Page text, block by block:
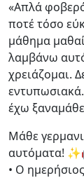
«Απλά
ποτέ τόσο
μάθημα
λαμβάνω
χρειάζομαι.
έχω
Μάθε
αυτόματα!
• Ο